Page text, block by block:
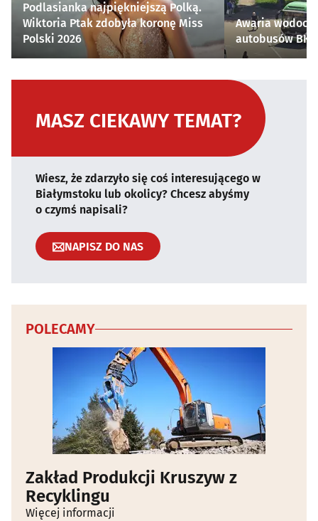
Podlasianka najpiękniejszą Polką.
Wiktoria Ptak zdobyła koronę Miss
Polski 2026
Awaria
autobusów
MASZ CIEKAWY TEMAT?
Wiesz, że zdarzyło się coś interesującego w
Białymstoku lub okolicy? Chcesz abyśmy
o czymś napisali?
NAPISZ DO NAS
POLECAMY
Zakład Produkcji Kruszyw z
Recyklingu
Więcej informacji